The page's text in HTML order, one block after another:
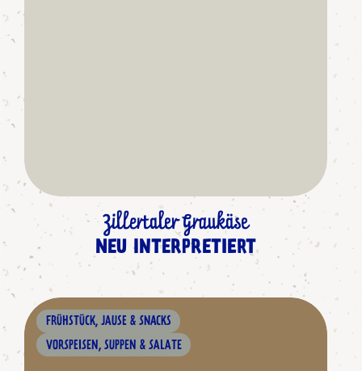
Zillertaler Graukäse
NEU INTERPRETIERT
FRÜHSTÜCK, JAUSE & SNACKS
VORSPEISEN, SUPPEN & SALATE